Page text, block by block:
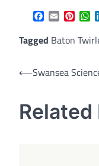
Facebook
Email
Tagged Baton
Post
⟵Swansea
Related